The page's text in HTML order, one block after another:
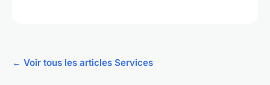
← Voir tous les articles Services